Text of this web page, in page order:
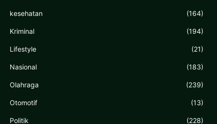
kesehatan (164)
Kriminal (194)
Lifestyle (21)
Nasional (183)
Olahraga (239)
Otomotif (13)
Politik (228)